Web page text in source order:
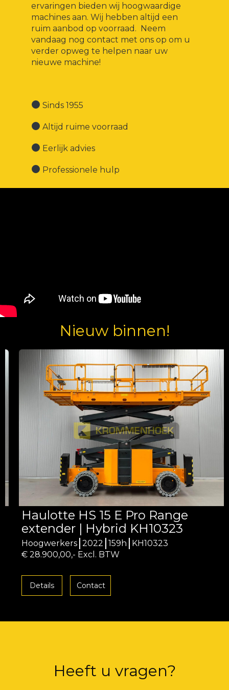
ervaringen bieden wij hoogwaardige
machines aan. Wij hebben altijd een
ruim aanbod op voorraad. Neem
vandaag nog contact met ons op om u
verder opweg te helpen naar uw
nieuwe machine!
Sinds 1955
Altijd ruime voorraad
Eerlijk advies
Professionele hulp
Nieuw binnen!
Haulotte HS 15 E Pro Range
extender | Hybrid KH10323
Hoogwerkers 2022 159h KH10323
€ 28.900,00,- Excl. BTW
Details Contact
Heeft u vragen?